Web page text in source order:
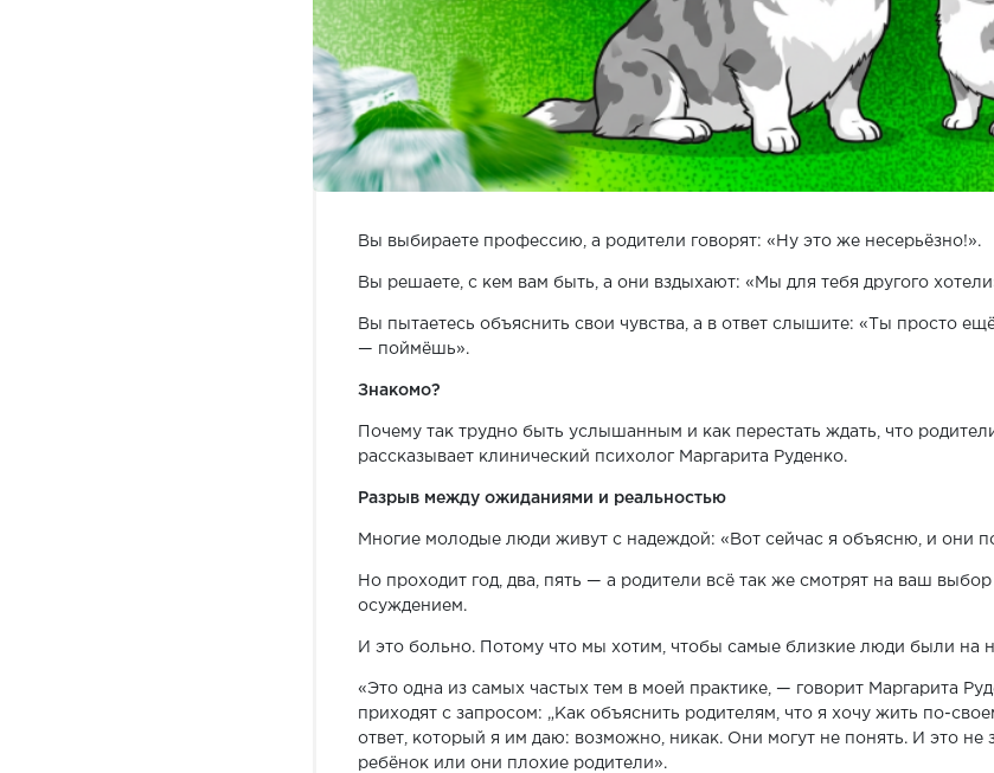
Вы выбираете профессию, а родители говорят: «Ну это же несерьёзно!».
Вы решаете, с кем вам быть, а они вздыхают: «Мы для тебя другого
Вы пытаетесь объяснить свои чувства, а в ответ слышите: «Ты просто
— поймёшь».
Знакомо?
Почему так трудно быть услышанным и как перестать ждать, что
рассказывает клинический психолог Маргарита Руденко.
Разрыв между ожиданиями и реальностью
Многие молодые люди живут с надеждой: «Вот сейчас я объясню, и они
Но проходит год, два, пять — а родители всё так же смотрят на ваш
осуждением.
И это больно. Потому что мы хотим, чтобы самые близкие люди были на
«Это одна из самых частых тем в моей практике, — говорит Маргарита
приходят с запросом: „Как объяснить родителям, что я хочу жить по-
ответ, который я им даю: возможно, никак. Они могут не понять. И это не
ребёнок или они плохие родители».